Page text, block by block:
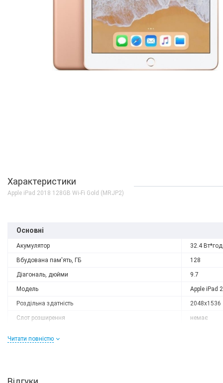
Характеристики
Apple iPad 2018 128GB Wi-Fi Gold (MRJP2)
Основні
Акумулятор 32.4 Вт*год
Вбудована пам'ять, ГБ 128
Діагональ, дюйми 9.7
Модель Apple iPad
Роздільна здатність 2048x1536
Слот розширення немає
Читати повністю